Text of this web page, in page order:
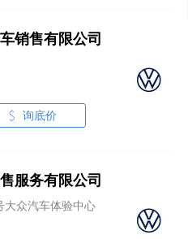
销售有限公司
询底价
服务有限公司
大众汽车体验中心